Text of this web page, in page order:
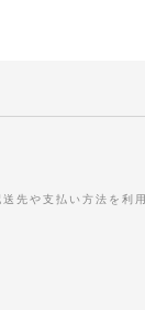
先や支払い方法を利用